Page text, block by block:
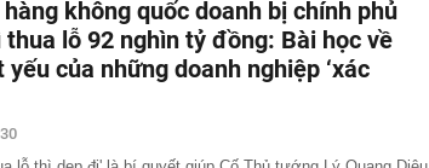
không quốc doanh bị chính phủ
thua lỗ 92 nghìn tỷ đồng: Bài học về
của những doanh nghiệp ‘xác